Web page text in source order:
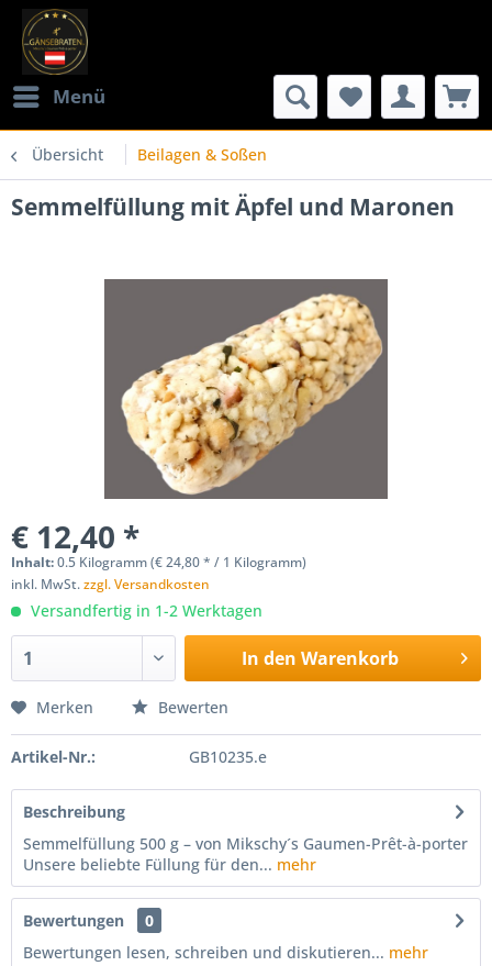
Menü
Übersicht Beilagen & Soßen
Semmelfüllung mit Äpfel und Maronen
€ 12,40 *
Inhalt:0.5 Kilogramm (€ 24,80 * / 1 Kilogramm)
inkl. MwSt.zzgl. Versandkosten
Versandfertig in 1-2 Werktagen
In den Warenkorb
Merken Bewerten
Artikel-Nr.: GB10235.e
Beschreibung
Semmelfüllung 500 g – von Mikschy´s Gaumen-Prêt-à-porter
Unsere beliebte Füllung für den... mehr
Bewertungen
0
Bewertungen lesen, schreiben und diskutieren... mehr